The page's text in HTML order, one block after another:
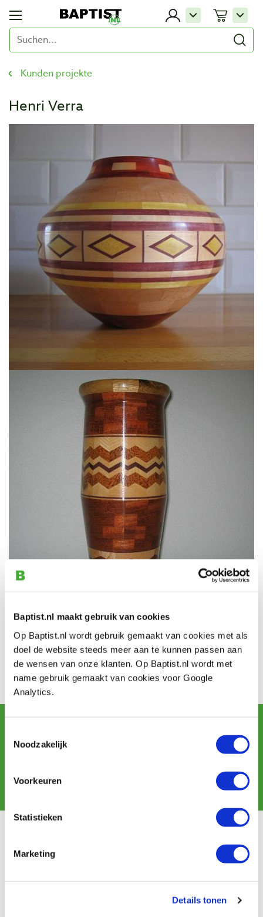
Baptist.nl maakt gebruik van cookies
Op Baptist.nl wordt gebruik gemaakt van cookies met als
doel de website steeds meer aan te kunnen passen aan
de wensen van onze klanten. Op Baptist.nl wordt met
name gebruik gemaakt van cookies voor Google
Analytics.
Noodzakelijk
Voorkeuren
Statistieken
Marketing
Details tonen
Kunden projekte
Henri Verra
Henri Verra is gespecialiseerd in het segment
houtdraaien. Projecten worden in verschillende lagen en
segmenten samengesteld en afgedraaid tot een mooi
en fascinerend resultaat.
Arbeit von:
Newsletter abonnieren
Versandkosten
Widerrufsbelehrung